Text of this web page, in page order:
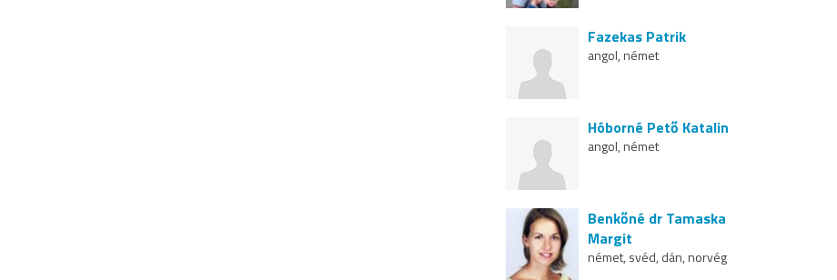
Fazekas Patrik
angol, német
Hóborné Pető Katalin
angol, német
Benkőné dr Tamaska
Margit
német, svéd, dán, norvég